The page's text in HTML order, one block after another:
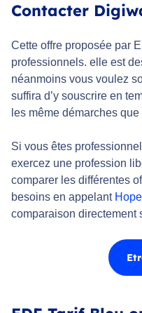
Contacter
Cette offre proposée par
professionnels. elle est
néanmoins vous voulez
suffira d’y souscrire en
les même démarches
Si vous êtes
exercez une profession
comparer les différentes
besoins en appelant
comparaison directement